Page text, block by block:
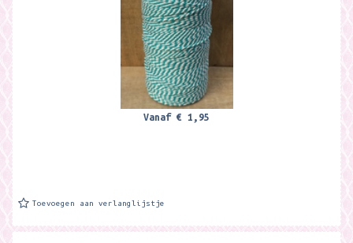
Vanaf € 1,95
Toevoegen aan verlanglijstje